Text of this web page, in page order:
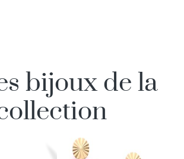
bijoux de la